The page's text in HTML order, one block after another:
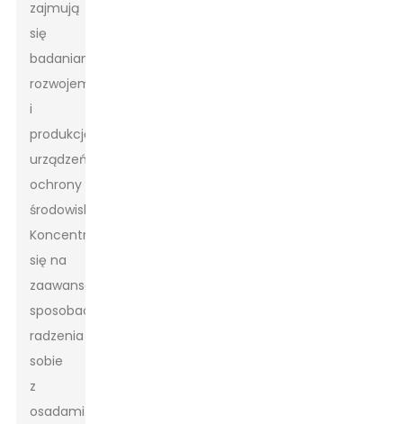
zajmują
się
badaniami,
rozwojem
i
produkcją
urządzeń
ochrony
środowiska.
Koncentrują
się na
zaawansowanych
sposobach
radzenia
sobie
z
osadami